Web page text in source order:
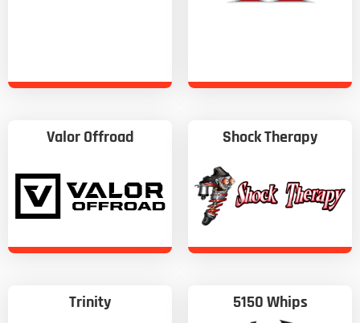
Valor Offroad Shock Therapy
Trinity 5150 Whips